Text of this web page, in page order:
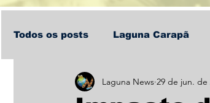
Todos os posts Laguna Carapã
Policial Política Saúde
Laguna News 29 de jun. de